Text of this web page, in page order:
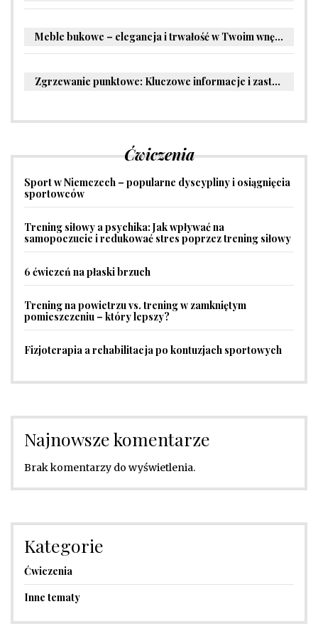
Meble bukowe – elegancja i trwałość w Twoim wnętrzu
Zgrzewanie punktowe: Kluczowe informacje i zastosowania w przemyśle
Ćwiczenia
Sport w Niemczech – popularne dyscypliny i osiągnięcia
sportowców
Trening siłowy a psychika: Jak wpływać na
samopoczucie i redukować stres poprzez trening siłowy
6 ćwiczeń na płaski brzuch
Trening na powietrzu vs. trening w zamkniętym
pomieszczeniu – który lepszy?
Fizjoterapia a rehabilitacja po kontuzjach sportowych
Najnowsze komentarze
Brak komentarzy do wyświetlenia.
Kategorie
Ćwiczenia
Inne tematy